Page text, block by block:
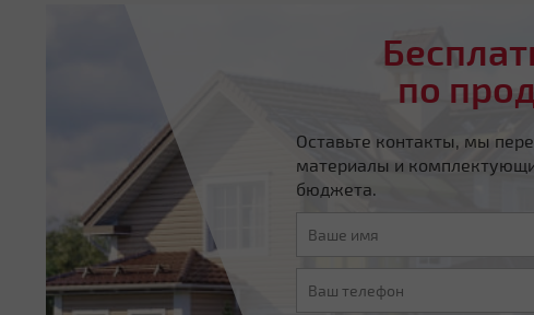
по
Оставьте контакты, мы
материалы и
бюджета.